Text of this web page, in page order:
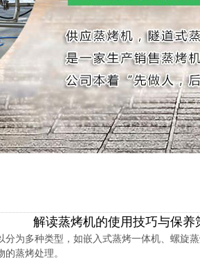
解读蒸烤机的使用技巧与保养
为多种类型，如嵌入式蒸烤一体机、螺
蒸烤处理。